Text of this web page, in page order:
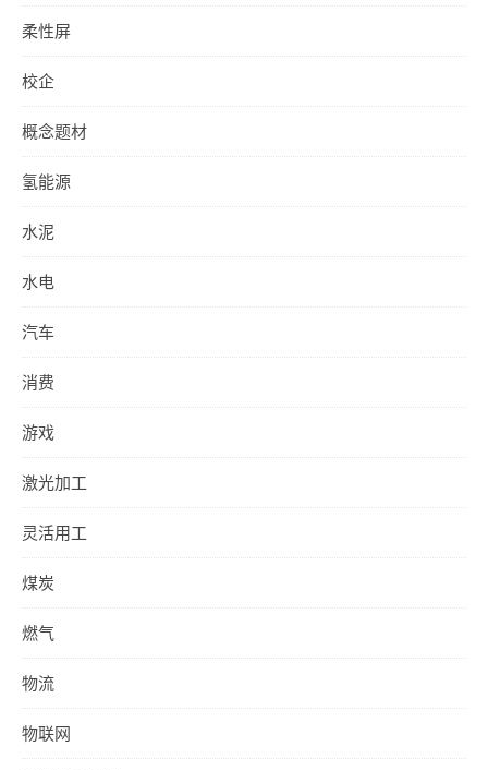
柔性屏
校企
概念题材
氢能源
水泥
水电
汽车
消费
游戏
激光加工
灵活用工
煤炭
燃气
物流
物联网